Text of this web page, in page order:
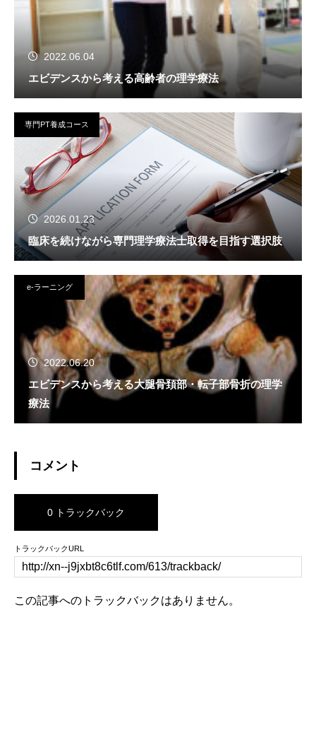
2022.06.04
エビデンスから考える高齢者の理学療法
専門PT養成コース
2026.01.23
臨床を続けながら専門理学療法士取得を目指す選択肢
e-ラーニング
2022.06.20
エビデンスから考える大腿骨頚部・転子部骨折の理学
療法
コメント
0 トラックバック
トラックバックURL
この記事へのトラックバックはありません。